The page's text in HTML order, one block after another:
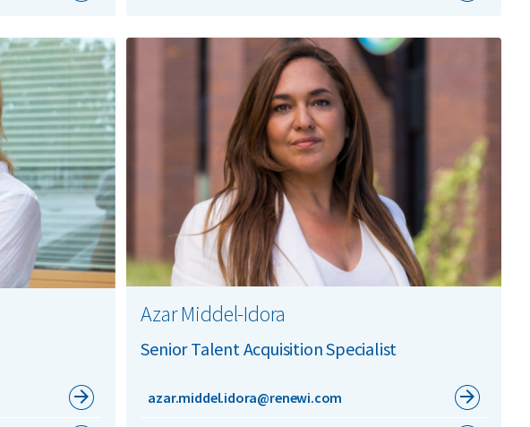
Azar Middel-Idora
Senior Talent Acquisition Specialist
azar.middel.idora@renewi.com